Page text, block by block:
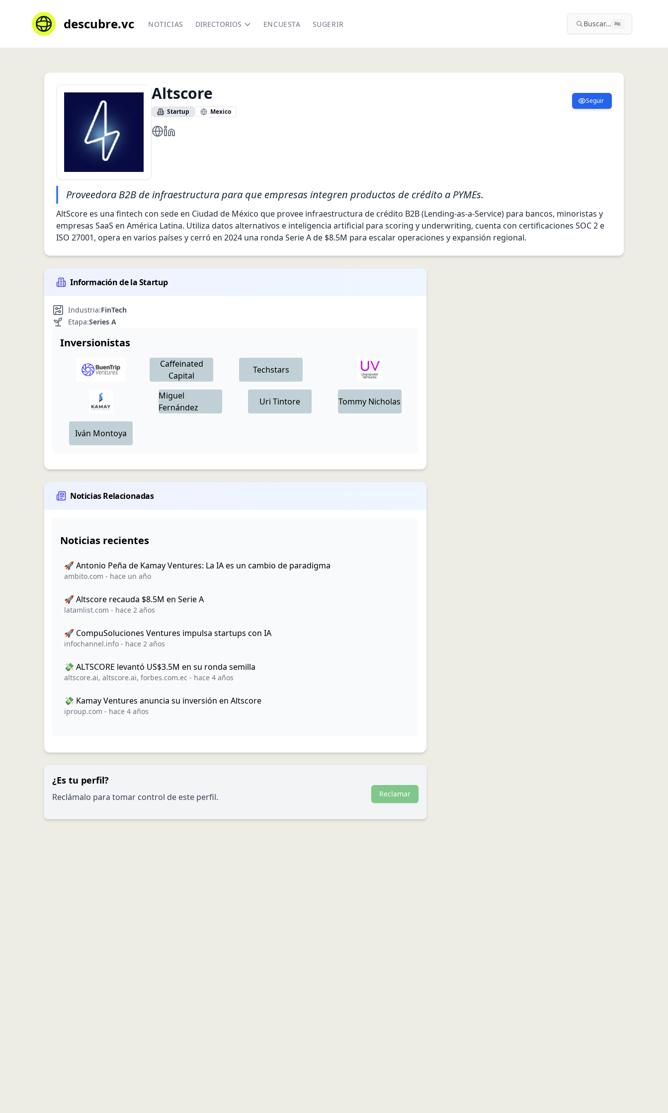
descubre.vc NOTICIAS DIRECTORIOS ENCUESTA SUGERIR Buscar... ⌘K
Altscore
Startup Mexico
Seguir
https://altscore.ai/
https://mx.linkedin.com/company/altscore
Proveedora B2B de infraestructura para que empresas integren productos de crédito a PYMEs.
AltScore es una fintech con sede en Ciudad de México que provee infraestructura de crédito B2B (Lending-as-a-Service) para bancos, minoristas y
empresas SaaS en América Latina. Utiliza datos alternativos e inteligencia artificial para scoring y underwriting, cuenta con certificaciones SOC 2 e
ISO 27001, opera en varios países y cerró en 2024 una ronda Serie A de $8.5M para escalar operaciones y expansión regional.
Información de la Startup
Industria:FinTech
Etapa:Series A
Inversionistas
Caffeinated
Capital
Techstars
Miguel
Fernández
Uri Tintore Tommy Nicholas
Iván Montoya
Noticias Relacionadas
Noticias recientes
🚀 Antonio Peña de Kamay Ventures: La IA es un cambio de paradigma
ambito.com - hace un año
🚀 Altscore recauda $8.5M en Serie A
latamlist.com - hace 2 años
🚀 CompuSoluciones Ventures impulsa startups con IA
infochannel.info - hace 2 años
💸 ALTSCORE levantó US$3.5M en su ronda semilla
altscore.ai, altscore.ai, forbes.com.ec - hace 4 años
💸 Kamay Ventures anuncia su inversión en Altscore
iproup.com - hace 4 años
¿Es tu perfil?
Reclámalo para tomar control de este perfil. Reclamar